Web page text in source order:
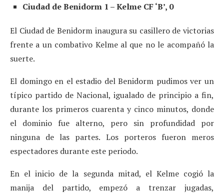
Ciudad de Benidorm 1 – Kelme CF ‘B’, 0
El Ciudad de Benidorm inaugura su casillero de victorias
frente a un combativo Kelme al que no le acompañó la
suerte.
El domingo en el estadio del Benidorm pudimos ver un
típico partido de Nacional, igualado de principio a fin,
durante los primeros cuarenta y cinco minutos, donde
el dominio fue alterno, pero sin profundidad por
ninguna de las partes. Los porteros fueron meros
espectadores durante este periodo.
En el inicio de la segunda mitad, el Kelme cogió la
manija del partido, empezó a trenzar jugadas,